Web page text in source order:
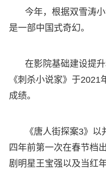
今年，根据双雪涛
是一部中国式奇幻。
在影院基础建设提
《刺杀小说家》于
成绩。
《唐人街探案3》
四年前第一次在春节档
剧明星王宝强以及当红